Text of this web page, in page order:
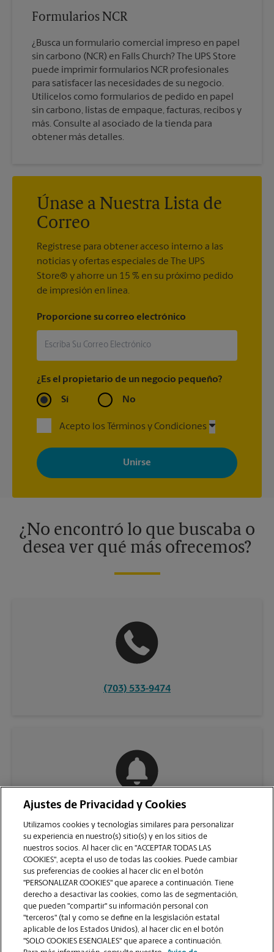
Formularios NCR
¿Busca un formulario comercial impreso en papel
sin carbono (NCR) en Falls Church? The UPS Store
puede imprimir formularios NCR profesionales
para satisfacer las necesidades de su negocio.
Utilícelos como formularios de pedido en papel
sin carbono, listas de empaque, facturas, recibos y
más. Consulte al asociado de la tienda para
obtener más detalles.
Únase a Nuestra Lista de
Correo
Regístrese para obtener acceso interno a las
noticias y ofertas especiales de The UPS
Store® y ahorre un 15 % en su próximo pedido
de impresión en línea.
Proporcione su correo electrónico
¿Es el propietario de un negocio pequeño?
Sí No
Acepto los Términos y Condiciones
Al registrarse, acepta recibir correos electrónicos de The UPS
Store con noticias, ofertas especiales, promociones y mensajes
adaptados a sus intereses. Puede darse de baja en cualquier
momento. Para más información, consulte nuestra política de
¿No encontró lo que buscaba o
desea ver qué más ofrecemos?
(703) 533-9474
VER LA PÁGINA DE LA TIENDA
Ajustes de Privacidad y Cookies
Utilizamos cookies y tecnologías similares para personalizar
su experiencia en nuestro(s) sitio(s) y en los sitios de
nuestros socios. Al hacer clic en "ACCEPTAR TODAS LAS
COOKIES", acepta el uso de todas las cookies. Puede cambiar
sus preferencias de cookies al hacer clic en el botón
"PERSONALIZAR COOKIES" que aparece a continuación. Tiene
derecho a desactivar las cookies, como las de segmentación,
que pueden "compartir" su información personal con
"terceros" (tal y como se define en la lesgislación estatal
aplicable de los Estados Unidos), al hacer clic en el botón
"SOLO COOKIES ESENCIALES" que aparece a continuación.